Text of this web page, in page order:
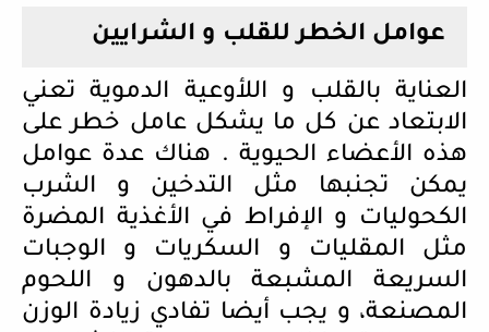
عوامل الخطر للقلب و الشرايين
العناية بالقلب و اللأوعية الدموية تعني
الابتعاد عن كل ما يشكل عامل خطر على
هذه الأعضاء الحيوية . هناك عدة عوامل
يمكن تجنبها مثل التدخين و الشرب
الكحوليات و الإفراط في الأغذية المضرة
مثل المقليات و السكريات و الوجبات
السريعة المشبعة بالدهون و اللحوم
المصنعة، و يجب أيضا تفادي زيادة الوزن